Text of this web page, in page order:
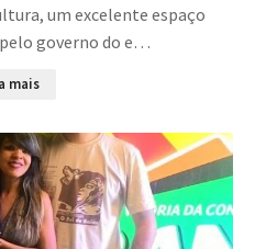
um excelente espaço
governo do e…
mais